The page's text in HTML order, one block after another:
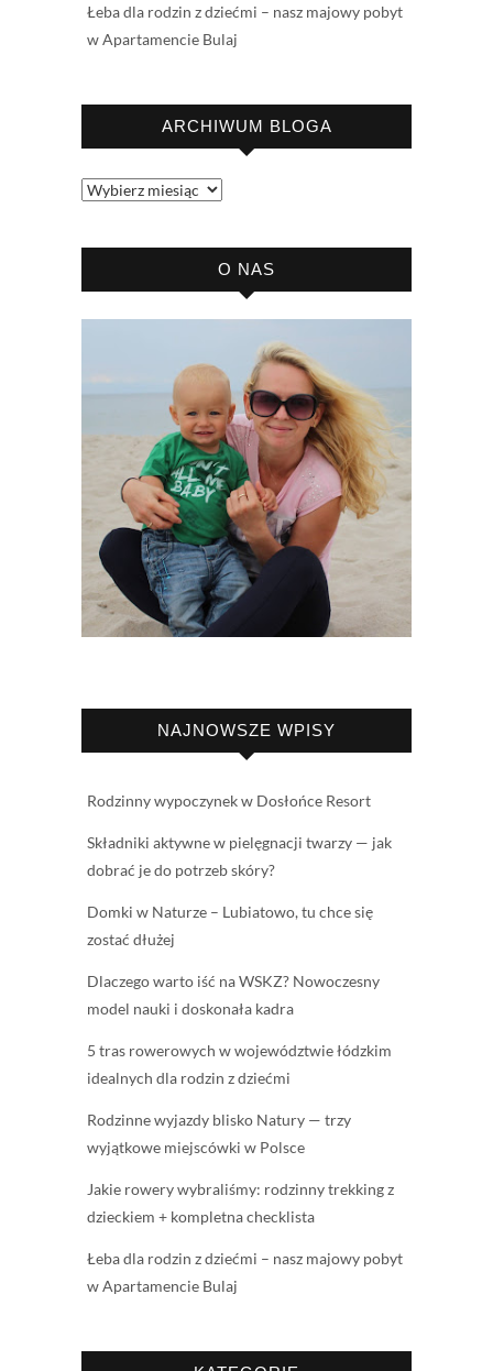
Łeba dla rodzin z dziećmi – nasz majowy pobyt
w Apartamencie Bulaj
ARCHIWUM BLOGA
Archiwum
O NAS
NAJNOWSZE WPISY
Rodzinny wypoczynek w Dosłońce Resort
Składniki aktywne w pielęgnacji twarzy — jak
dobrać je do potrzeb skóry?
Domki w Naturze – Lubiatowo, tu chce się
zostać dłużej
Dlaczego warto iść na WSKZ? Nowoczesny
model nauki i doskonała kadra
5 tras rowerowych w województwie łódzkim
idealnych dla rodzin z dziećmi
Rodzinne wyjazdy blisko Natury — trzy
wyjątkowe miejscówki w Polsce
Jakie rowery wybraliśmy: rodzinny trekking z
dzieckiem + kompletna checklista
Łeba dla rodzin z dziećmi – nasz majowy pobyt
w Apartamencie Bulaj